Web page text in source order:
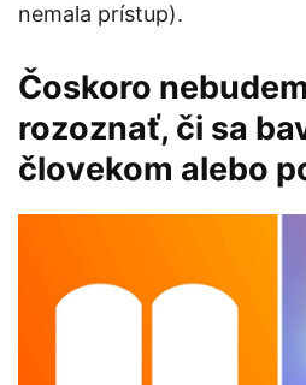
nemala prístup).
Čoskoro
rozoznať, či sa
človekom alebo